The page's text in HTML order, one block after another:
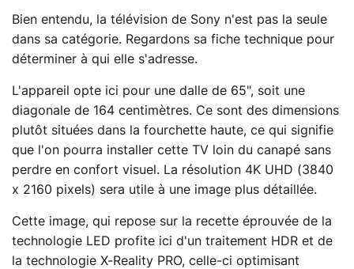
Bien entendu, la télévision de Sony n'est pas la seule
dans sa catégorie. Regardons sa fiche technique pour
déterminer à qui elle s'adresse.
L'appareil opte ici pour une dalle de 65", soit une
diagonale de 164 centimètres. Ce sont des dimensions
plutôt situées dans la fourchette haute, ce qui signifie
que l'on pourra installer cette TV loin du canapé sans
perdre en confort visuel. La résolution 4K UHD (3840
x 2160 pixels) sera utile à une image plus détaillée.
Cette image, qui repose sur la recette éprouvée de la
technologie LED profite ici d'un traitement HDR et de
la technologie X-Reality PRO, celle-ci optimisant